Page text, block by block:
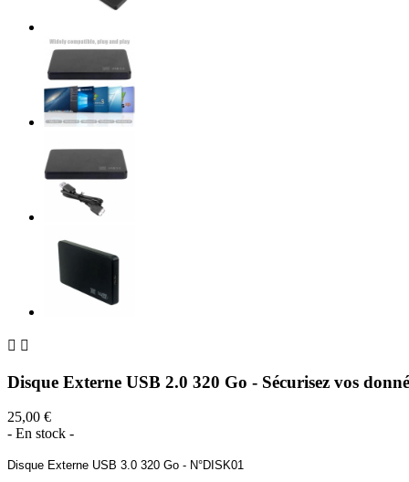
 
Disque Externe USB 2.0 320 Go - Sécurisez vos
25,00 €
- En stock -
Disque Externe USB 3.0 320 Go - N°DISK01